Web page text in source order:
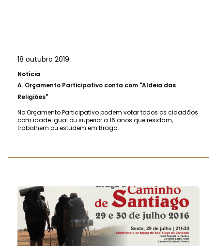
18 outubro 2019
Notícia
A. Orçamento Participativo conta com "Aldeia das
Religiões"
No Orçamento Participativo podem votar todos os cidadãos
com idade igual ou superior a 16 anos que residam,
trabalhem ou estudem em Braga.